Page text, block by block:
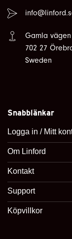
Gamla vägen
702 27
Sweden
Snabblänkar
Logga in / Mitt
Om Linford
Kontakt
Support
Köpvillkor